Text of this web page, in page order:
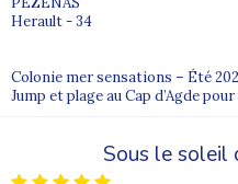
Herault - 34
Colonie mer sensations – Été
Jump et plage au Cap d’Agde
Sous le soleil